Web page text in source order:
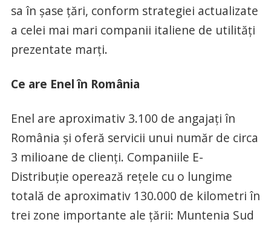
sa în şase ţări, conform strategiei actualizate
a celei mai mari companii italiene de utilităţi
prezentate marţi.
Ce are Enel în România
Enel are aproximativ 3.100 de angajați în
România și oferă servicii unui număr de circa
3 milioane de clienți. Companiile E-
Distribuție operează rețele cu o lungime
totală de aproximativ 130.000 de kilometri în
trei zone importante ale țării: Muntenia Sud